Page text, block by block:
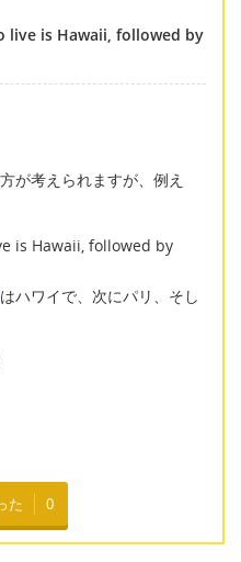
live is Hawaii, followed by
が考えられますが、例え
is Hawaii, followed by
はハワイで、次にパリ、そし
た 0